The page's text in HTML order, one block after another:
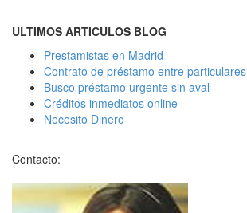
ULTIMOS ARTICULOS BLOG
Prestamistas en Madrid
Contrato de préstamo entre particulares
Busco préstamo urgente sin aval
Créditos inmediatos online
Necesito Dinero
Contacto: